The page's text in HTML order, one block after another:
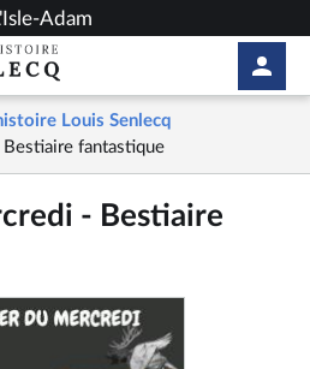
Aller
au
contenu
En-
tête
Adam
Louis Senlecq
fantastique
- Bestiaire